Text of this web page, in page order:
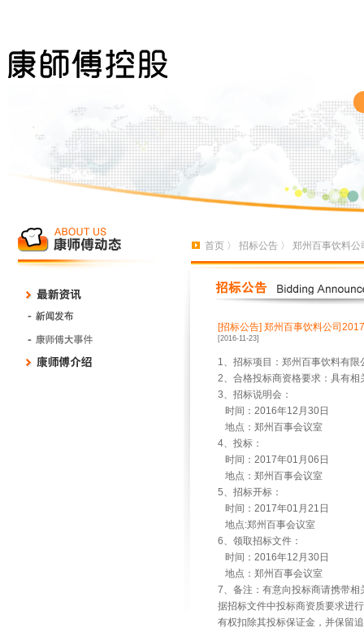
首页 〉 招标公告 〉 郑州百事饮料
[招标公告] 郑州百事饮料公司
[2016-11-23]
1、招标项目：郑州百事饮料有限
2、合格投标商资格要求：具有
3、招标说明会：
时间： 2016年12 月 30日
地点：郑州百事会议室
4、投标：
时间： 2017年01 月 06 日
地点：郑州百事会议室
5、招标开标：
时间： 2017年01 月 21 日
地点:郑州百事会议室
6、领取招标文件：
时间： 2016年12 月 30日
地点：郑州百事会议室
7、备注：有意向投标商请携带
据招标文件中投标商资质要求进
有权扣除其投标保证金，并保留